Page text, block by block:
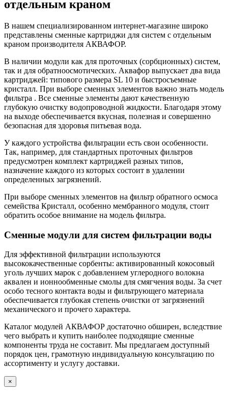
отдельным краном
В нашем специализированном интернет-магазине широко
представлены сменные картриджи для систем с отдельным
краном производителя АКВАФОР.
В наличии модули как для проточных (сорбционных) систем,
так и для обратноосмотических. Аквафор выпускает два вида
картриджей: типового размера SL 10 и быстросъемные
кристалл. При выборе сменных элементов важно знать модель
фильтра . Все сменные элементы дают качественную
глубокую очистку водопроводной жидкости. Благодаря этому
на выходе обеспечивается вкусная, полезная и совершенно
безопасная для здоровья питьевая вода.
У каждого устройства фильтрации есть свои особенности.
Так, например, для стандартных проточных фильтров
предусмотрен комплект картриджей разных типов,
назначение каждого из которых состоит в удалении
определенных загрязнений.
При выборе сменных элементов на фильтр обратного осмоса
семейства Кристалл, особенно мембранного модуля, стоит
обратить особое внимание на модель фильтра.
Сменные модули для систем фильтрации воды
Для эффективной фильтрации используются
высококачественные сорбенты: активированный кокосовый
уголь лучших марок с добавлением углеродного волокна
аквален и ионнообменные смолы для смягчения воды. За счет
особо тесного контакта воды и фильтрующего материала
обеспечивается глубокая степень очистки от загрязнений
механического и прочего характера.
Каталог модулей АКВАФОР достаточно обширен, вследствие
чего выбрать и купить наиболее подходящие сменные
компоненты труда не составит. Мы предлагаем доступный
порядок цен, грамотную индивидуальную консультацию по
ассортименту и услугу доставки.
×